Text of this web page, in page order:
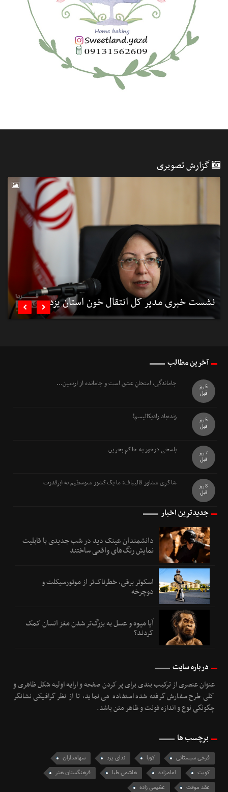
گزارش تصویری
نشست خبری مدیر کل انتقال خون استان یزد  
آخرین مطالب
جاماندگی، امتحانِ عشق است و جامانده از اربعین...
5 روز
قبل
زنده‌باد رادیکالیسم!
5 روز
قبل
پاسخی درخور به حاکم بحرین
7 روز
قبل
شاکری مشاور قالیباف: ما یک‌کشور متوسطیم نه ابرقدرت
8 روز
قبل
جدیدترین اخبار
دانشمندان عینک دید در شب جدیدی با قابلیت
نمایش رنگ‌های واقعی ساختند
اسکوتر برقی، خطرناک‌تر از موتورسیکلت و
دوچرخه
آیا میوه و عسل به بزرگ‌تر شدن مغز انسان کمک
کردند؟
درباره سایت
عنوان عنصری از ترکیب بندی برای پر کردن صفحه و ارایه اولیه شکل ظاهری و
کلی طرح سفارش گرفته شده استفاده می نماید، تا از نظر گرافیکی نشانگر
چگونگی نوع و اندازه فونت و ظاهر متن باشد.
برچسب ها
فرخی سیستانی کوبا ندای یزد
سهامداران
کویت
امامزاده هاشمی طبا
فرهنگستان هنر
عقد موقت
عظیمی زاده